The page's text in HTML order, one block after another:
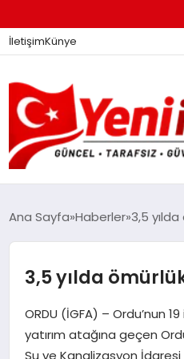
İletişimKünye
DÜNYA
Ana Sayfa Haberler 3,5 yılda
3,5 yılda
ORDU (İGFA) – Ordu’nun
yatırım atağına geçen